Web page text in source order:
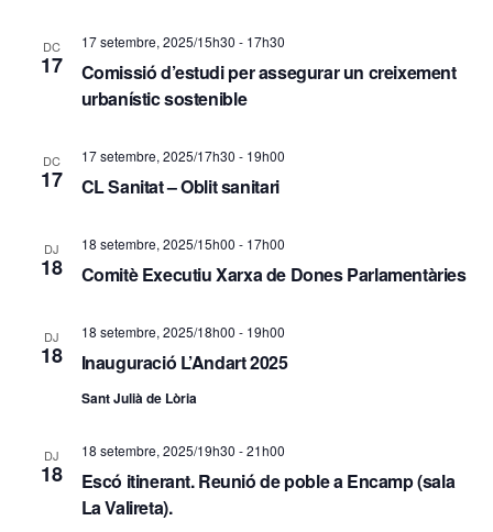
i
i
c
a
i
i
i
DC
17
Comissió d’estudi per assegurar un creixement
urbanístic sostenible
17 setembre, 2025/15h30 - 17h30
DC
17 CL Sanitat – Oblit sanitari
17 setembre, 2025/17h30 - 19h00
DJ
18 Comitè Executiu Xarxa de Dones Parlamentàries
18 setembre, 2025/15h00 - 17h00
DJ
18 Inauguració L’Andart 2025
18 setembre, 2025/18h00 - 19h00
Sant Julià de Lòria
DJ
18
Escó itinerant. Reunió de poble a Encamp (sala
La Valireta).
18 setembre, 2025/19h30 -21h00